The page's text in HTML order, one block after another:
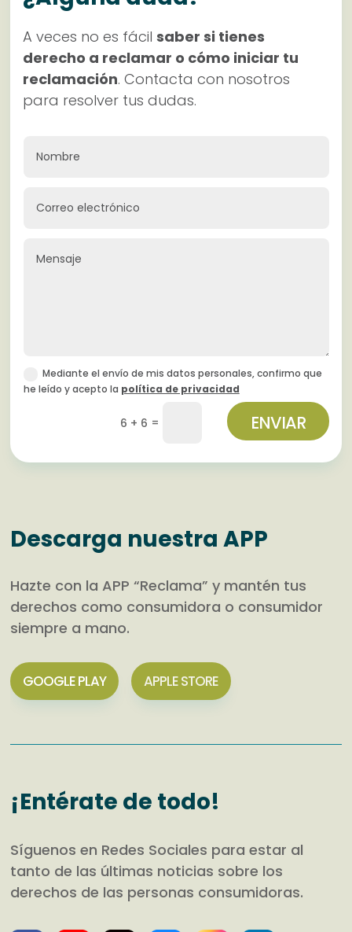
A veces no es fácilsaber si tienes
derecho a reclamar o cómo iniciar tu
reclamación. Contacta con nosotros
para resolver tus dudas.
Mediante el envío de mis datos personales, confirmo que
he leído y acepto la política de privacidad
6 + 6 = ENVIAR
Descarga nuestra APP
Hazte con la APP “Reclama” y mantén tus
derechos como consumidora o consumidor
siempre a mano.
GOOGLE PLAY APPLE STORE
¡Entérate de todo!
Síguenos en Redes Sociales para estar al
tanto de las últimas noticias sobre los
derechos de las personas consumidoras.